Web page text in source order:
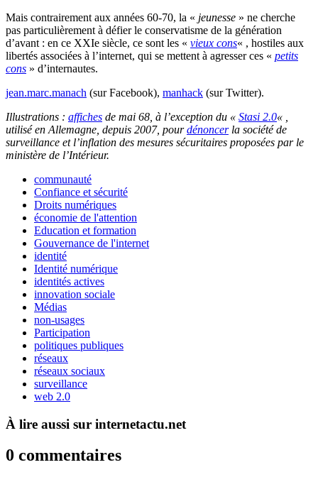
Mais contrairement aux années 60-70, la « jeunesse » ne cherche
pas particulièrement à défier le conservatisme de la génération
d’avant : en ce XXIe siècle, ce sont les « vieux cons« , hostiles aux
libertés associées à l’internet, qui se mettent à agresser ces « petits
cons » d’internautes.
jean.marc.manach (sur Facebook), manhack (sur Twitter).
Illustrations : affiches de mai 68, à l’exception du « Stasi 2.0« ,
utilisé en Allemagne, depuis 2007, pourdénoncerla société de
surveillance et l’inflation des mesures sécuritaires proposées par le
ministère de l’Intérieur.
communauté
Confiance et sécurité
Droits numériques
économie de l'attention
Education et formation
Gouvernance de l'internet
identité
Identité numérique
identités actives
innovation sociale
Médias
non-usages
Participation
politiques publiques
réseaux
réseaux sociaux
surveillance
web 2.0
À lire aussi sur internetactu.net
0 commentaires